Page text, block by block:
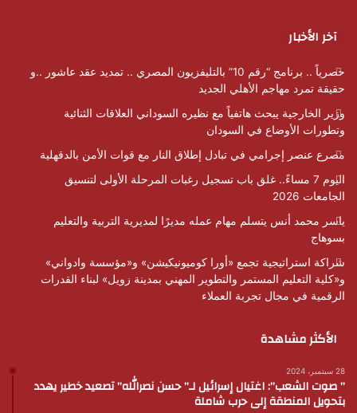
آخر الأخبار
حصرياً .. برنامج “رقم 10” بالتليفزيون المصري .. تمديد عقد عاشور ..و
حقيقة تمرد مهاجم الأهلي الجديد
وزير الخارجية يبحث هاتفياً مع نظيره السوداني العلاقات الثنائية
وتطورات الأوضاع في السودان
مصرع عنصر إجرامي في تبادل إطلاق النار مع قوات الأمن بالدقهلية
اليوم 7 مساءً.. غلق باب تسجيل رغبات المرحلة الأولى لتنسيق
الجامعات 2026
ياسر محمد أنس يتسلم مهام عمله مديرًا لمديرية التربية والتعليم
بسوهاج
شراكة استراتيجية تجمع «أورا كوميونيكيشن» و«مؤسسة وادواني»
و«كلية التعليم المستمر والتطوير المهني بمدينة زويل» لبناء القدرات
الرقمية في مجال تجربة العملاء
الأكثر مشاهدة
28 سبتمبر، 2024
” صوت الشعب”: اغتيال إسرائيل لـ” حسن نصرالله” تصعيد خطير يهدد
بتحويل المنطقة إلى حرب شاملة